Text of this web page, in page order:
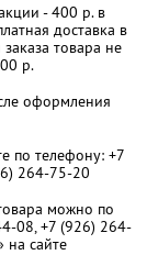
- 400 р. в
доставка в
товара не
р.
оформления
по телефону: +7
264-75-20
можно по
08, +7 (926) 264-
на сайте